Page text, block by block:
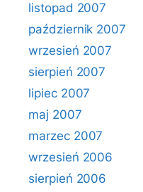
listopad 2007
październik 2007
wrzesień 2007
sierpień 2007
lipiec 2007
maj 2007
marzec 2007
wrzesień 2006
sierpień 2006